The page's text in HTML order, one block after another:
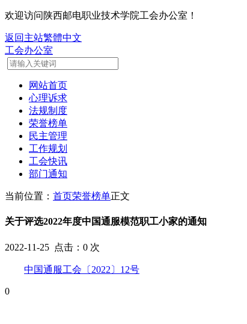
欢迎访问陕西邮电职业技术学院工会办公室！
返回主站繁體中文
工会办公室
网站首页
心理诉求
法规制度
荣誉榜单
民主管理
工作规划
工会快讯
部门通知
当前位置： 首页荣誉榜单正文
关于评选2022年度中国通服模范职工小家的通知
2022-11-25 点击： 0 次
中国通服工会〔2022〕12号
0